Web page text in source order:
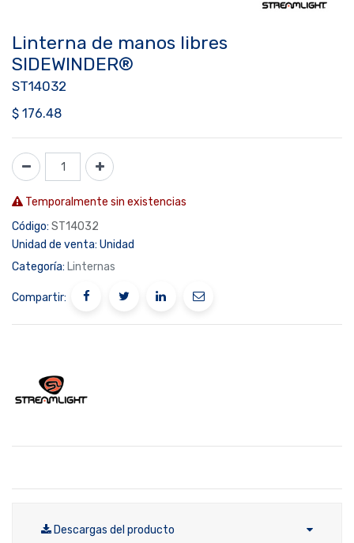
Linterna de manos libres
SIDEWINDER®
ST14032
$ 176.48
Temporalmente sin existencias
Código: ST14032
Unidad de venta: Unidad
Categoría: Linternas
Compartir:
Descargas del producto